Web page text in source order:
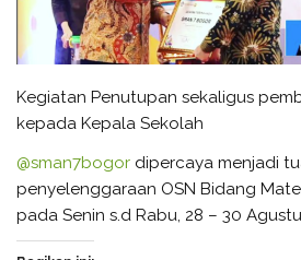
Kegiatan Penutupan sekaligus
kepada Kepala Sekolah
@sman7bogor dipercaya menjadi
penyelenggaraan OSN Bidang
pada Senin s.d Rabu, 28 – 30